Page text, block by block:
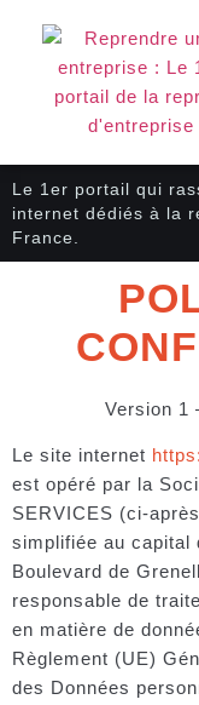
Le 1er portail qui
internet dédiés à la
France.
Version 1
Le site internet
est opéré par la
SERVICES (ci-
simplifiée au capital
Boulevard de
responsable de
en matière de
Règlement (UE)
des Données